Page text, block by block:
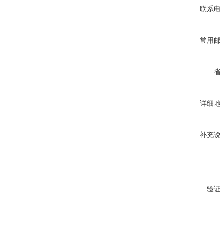
联系
常用
详细
补充
验